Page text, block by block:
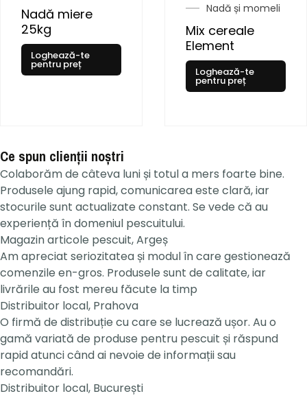
Nadă miere
25kg
Loghează-te
pentru preț
Nadă și momeli
Mix cereale
Element
Loghează-te
pentru preț
Ce spun clienții noștri
Colaborăm de câteva luni și totul a mers foarte bine.
Produsele ajung rapid, comunicarea este clară, iar
stocurile sunt actualizate constant. Se vede că au
experiență în domeniul pescuitului.
Magazin articole pescuit, Argeș
Am apreciat seriozitatea și modul în care gestionează
comenzile en-gros. Produsele sunt de calitate, iar
livrările au fost mereu făcute la timp
Distribuitor local, Prahova
O firmă de distribuție cu care se lucrează ușor. Au o
gamă variată de produse pentru pescuit și răspund
rapid atunci când ai nevoie de informații sau
recomandări.
Distribuitor local, București